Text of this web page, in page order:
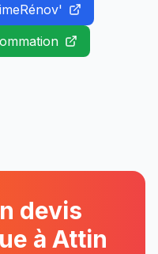
devis
à Attin